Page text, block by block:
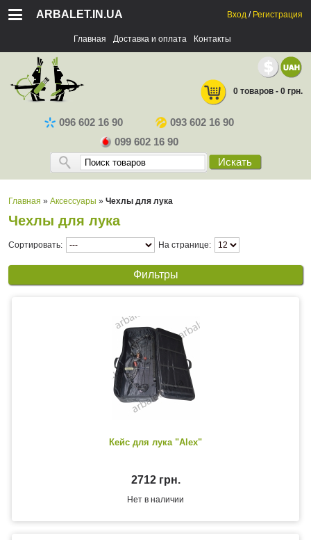
ARBALET.IN.UA
Главная Доставка и оплата Контакты
Вход / Регистрация
096 602 16 90
093 602 16 90
099 602 16 90
Искать
0 товаров - 0 грн.
Главная » Аксессуары » Чехлы для лука
Чехлы для лука
Сортировать: На странице:
Фильтры
Кейс для лука "Alex"
2712 грн.
Нет в наличии